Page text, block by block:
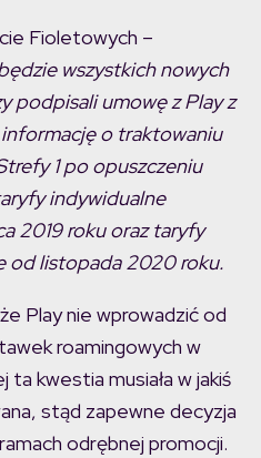
Fioletowych –
wszystkich nowych
podpisali umowę z Play z
o traktowaniu
1 po opuszczeniu
indywidualne
2019 roku oraz taryfy
od listopada 2020 roku.
Play nie wprowadzić od
roamingowych w
ta kwestia musiała w jakiś
stąd zapewne decyzja
odrębnej promocji.